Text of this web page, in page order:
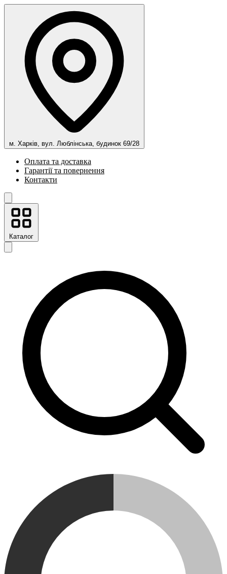
м. Харків, вул. Люблінська, будинок 69/28
Оплата та доставка
Гарантії та повернення
Контакти
Каталог